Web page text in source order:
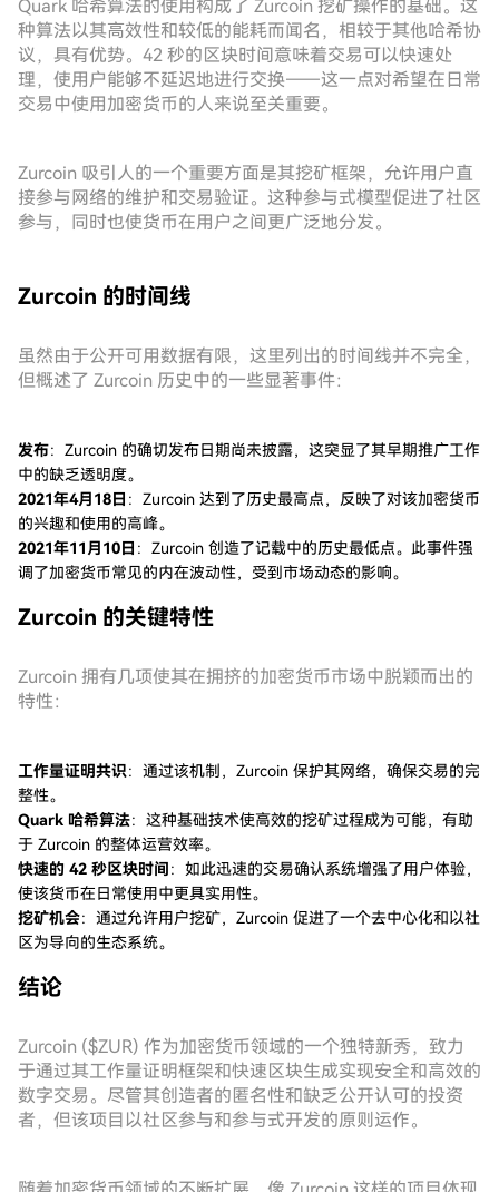
Quark 哈希算法的使用构成了 Zurcoin 挖矿操作的基础。这
种算法以其高效性和较低的能耗而闻名，相较于其他哈希协
议，具有优势。42 秒的区块时间意味着交易可以快速处
理，使用户能够不延迟地进行交换——这一点对希望在日常
交易中使用加密货币的人来说至关重要。
Zurcoin 吸引人的一个重要方面是其挖矿框架，允许用户直
接参与网络的维护和交易验证。这种参与式模型促进了社区
参与，同时也使货币在用户之间更广泛地分发。
Zurcoin 的时间线
虽然由于公开可用数据有限，这里列出的时间线并不完全，
但概述了 Zurcoin 历史中的一些显著事件：
发布：Zurcoin 的确切发布日期尚未披露，这突显了其早期推广工作
中的缺乏透明度。
2021年4月18日 ：Zurcoin 达到了历史最高点，反映了对该加密货币
的兴趣和使用的高峰。
2021年11月10日 ：Zurcoin 创造了记载中的历史最低点。此事件强
调了加密货币常见的内在波动性，受到市场动态的影响。
Zurcoin 的关键特性
Zurcoin 拥有几项使其在拥挤的加密货币市场中脱颖而出的
特性：
工作量证明共识：通过该机制，Zurcoin 保护其网络，确保交易的完
整性。
Quark 哈希算法：这种基础技术使高效的挖矿过程成为可能，有助
于 Zurcoin 的整体运营效率。
快速的 42 秒区块时间 ：如此迅速的交易确认系统增强了用户体验，
使该货币在日常使用中更具实用性。
挖矿机会：通过允许用户挖矿，Zurcoin 促进了一个去中心化和以社
区为导向的生态系统。
结论
Zurcoin ($ZUR) 作为加密货币领域的一个独特新秀，致力
于通过其工作量证明框架和快速区块生成实现安全和高效的
数字交易。尽管其创造者的匿名性和缺乏公开认可的投资
者，但该项目以社区参与和参与式开发的原则运作。